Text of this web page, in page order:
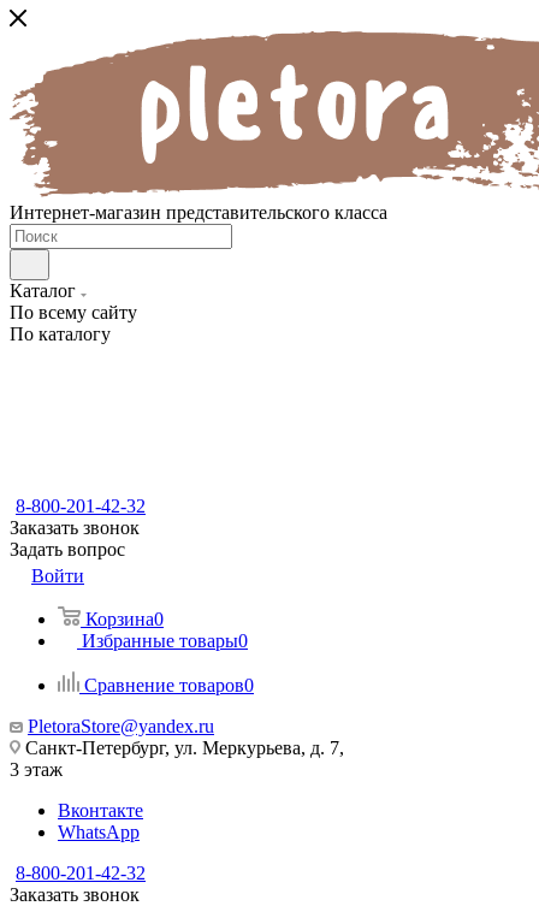
Интернет-магазин представительского класса
Каталог
По всему сайту
По каталогу
8-800-201-42-32
Заказать звонок
Задать вопрос
Войти
Корзина0
Избранные товары0
Сравнение товаров0
PletoraStore@yandex.ru
Санкт-Петербург, ул. Меркурьева, д. 7,
3 этаж
Вконтакте
WhatsApp
8-800-201-42-32
Заказать звонок